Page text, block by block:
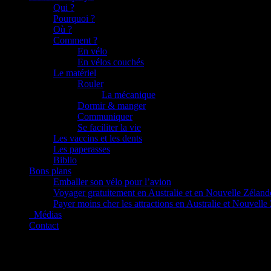
Qui ?
Pourquoi ?
Où ?
Comment ?
En vélo
En vélos couchés
Le matériel
Rouler
La mécanique
Dormir & manger
Communiquer
Se faciliter la vie
Les vaccins et les dents
Les paperasses
Biblio
Bons plans
Emballer son vélo pour l’avion
Voyager gratuitement en Australie et en Nouvelle
Payer moins cher les attractions en Australie et Nouvelle
_Médias
Contact